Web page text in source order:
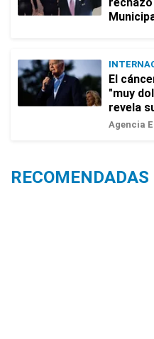
El
"muy
revela
Agencia
RECOMENDADAS